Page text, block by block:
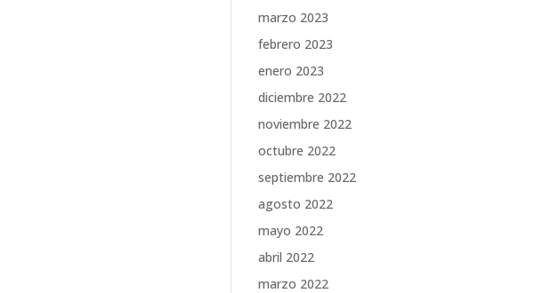
marzo 2023
febrero 2023
enero 2023
diciembre 2022
noviembre 2022
octubre 2022
septiembre 2022
agosto 2022
mayo 2022
abril 2022
marzo 2022